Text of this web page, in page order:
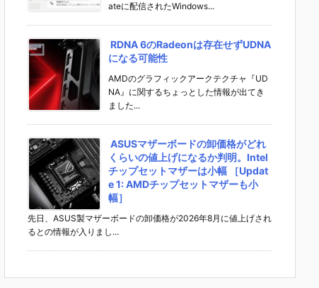
ateに配信されたWindows...
RDNA 6のRadeonは存在せずUDNA
になる可能性
AMDのグラフィックアークテクチャ『UD
NA』に関するちょっとした情報が出てき
ました...
ASUSマザーボードの卸価格がどれ
くらいの値上げになるか判明。Intel
チップセットマザーは小幅 ［Updat
e 1: AMDチップセットマザーも小
幅］
先日、ASUS製マザーボードの卸価格が2026年8月に値上げされ
るとの情報が入りまし...